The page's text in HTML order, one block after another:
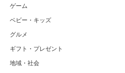
ゲーム
ベビー・キッズ
グルメ
ギフト・プレゼント
地域・社会